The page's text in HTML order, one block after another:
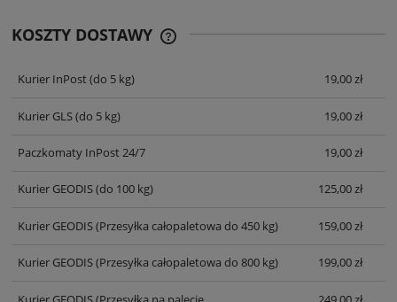
KOSZTY DOSTAWY
Kurier InPost(do 5 kg) 19,00 zł
Kurier GLS(do 5 kg) 19,00 zł
Paczkomaty InPost 24/7 19,00 zł
Kurier GEODIS(do 100 kg) 125,00 zł
Kurier GEODIS(Przesyłka całopaletowa do 450 kg) 159,00 zł
Kurier GEODIS(Przesyłka całopaletowa do 800 kg) 199,00 zł